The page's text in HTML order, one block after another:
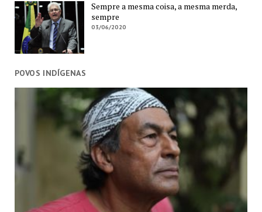
Sempre a mesma coisa, a mesma merda,
sempre
03/06/2020
POVOS INDÍGENAS